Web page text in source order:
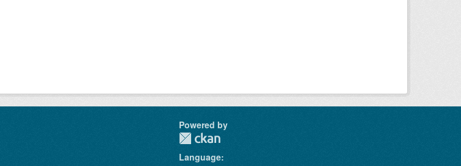
Powered by
Language